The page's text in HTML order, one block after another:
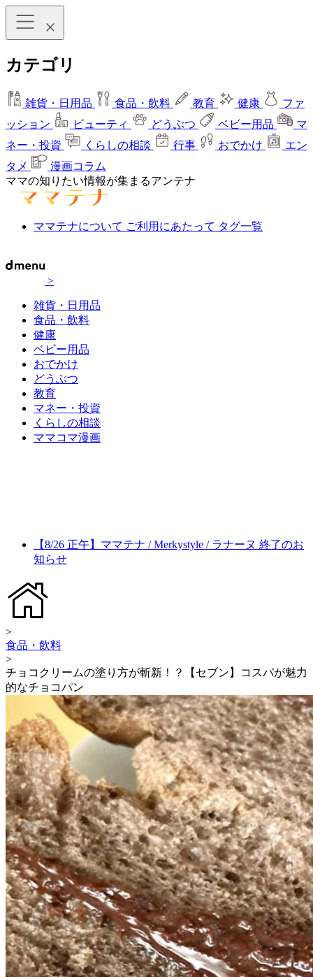
カテゴリ
雑貨・日用品 食品・飲料 教育 健康
ファ
ッション
ビューティ どうぶつ ベビー用品
マ
ネー・投資
くらしの相談 行事 おでかけ
エン
タメ
漫画コラム
ママの知りたい情報が集まるアンテナ
ママテナについて ご利用にあたって タグ一覧
>
雑貨・日用品
食品・飲料
健康
ベビー用品
おでかけ
どうぶつ
教育
マネー・投資
くらしの相談
ママコマ漫画
【8/26 正午】ママテナ / Merkystyle / ラナーヌ 終了のお
知らせ
>
食品・飲料
>
チョコクリームの塗り方が斬新！？【セブン】コスパが魅力
的なチョコパン